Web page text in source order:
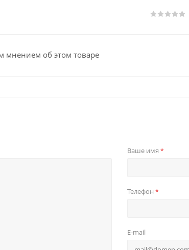
мнением об этом товаре
Ваше имя *
Телефон *
E-mail